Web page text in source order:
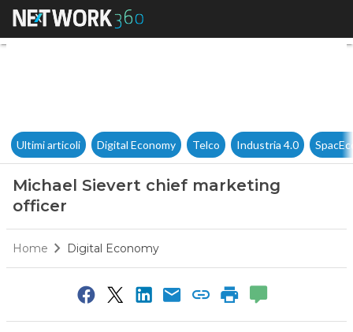
Michael Sievert chief
Ultimi articoli Digital Economy Telco Industria 4.0
Michael Sievert chief marketing
officer
Home Digital Economy